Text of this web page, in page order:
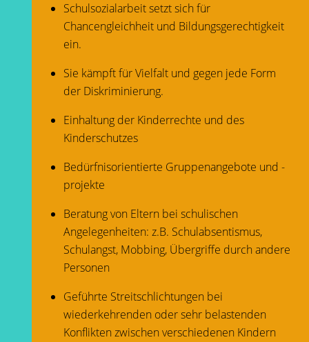
Schulsozialarbeit setzt sich für
Chancengleichheit und Bildungsgerechtigkeit
ein.
Sie kämpft für Vielfalt und gegen jede Form
der Diskriminierung.
Einhaltung der Kinderrechte und des
Kinderschutzes
Bedürfnisorientierte Gruppenangebote und -
projekte
Beratung von Eltern bei schulischen
Angelegenheiten: z.B. Schulabsentismus,
Schulangst, Mobbing, Übergriffe durch andere
Personen
Geführte Streitschlichtungen bei
wiederkehrenden oder sehr belastenden
Konflikten zwischen verschiedenen Kindern